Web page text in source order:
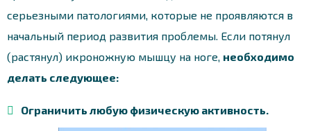
серьезными патологиями, которые не проявляются в
начальный период развития проблемы. Если потянул
(растянул) икроножную мышцу на ноге, необходимо
делать следующее:
Ограничить любую физическую активность.